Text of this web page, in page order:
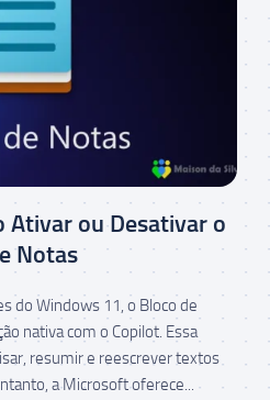
Ativar ou Desativar o
Notas
do Windows 11, o Bloco de
nativa com o Copilot. Essa
resumir e reescrever textos
a Microsoft oferece...